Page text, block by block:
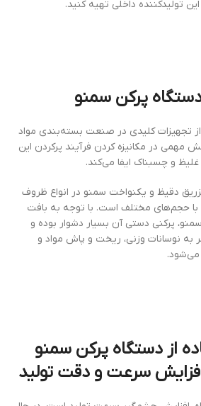
تولیدکننده داخلی تهیه کنید.
دستگاه پرکن سمنو
تجهیزات کلیدی در صنعت بسته‌بندی مواد
در مکانیزه کردن فرآیند پرکردن این
غلیظ و چسبناک ایفا می‌کند.
دقیظ و یکنواخت سمنو در انواع ظروف
با حجم‌های مختلف است. با توجه به بافت
پرکنی دستی آن بسیار دشوار بوده و
به نوسانات وزنی، ریخت و پاش مواد و
از دستگاه پرکن سمنو
افزایش سرعت و دقت تولید